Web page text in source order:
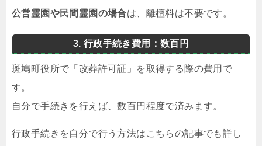
公営霊園や民間霊園の場合は、離檀料は不要です。
3. 行政手続き費用：数百円
斑鳩町役所で「改葬許可証」を取得する際の費用で
す。
自分で手続きを行えば、数百円程度で済みます。
行政手続きを自分で行う方法はこちらの記事でも詳し